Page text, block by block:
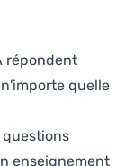
répondent
quelle
questions
enseignement